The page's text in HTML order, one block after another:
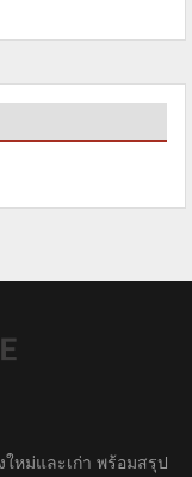
หม่และเก่า พร้อมสรุป